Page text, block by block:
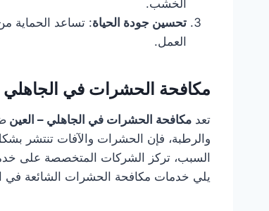
الخشب.
تحسين جودة الحياة: تساعد الحماية
العمل.
مكافحة الحشرات في الجاهلي
تعدمكافحة الحشرات في الجاهلي – العين
والرطبة، فإن الحشرات والآفات تنتشر
السبب، تركز الشركات المتخصصة على
يلي خدمات مكافحة الحشرات الشائعة في